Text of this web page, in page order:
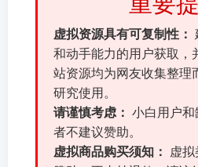
虚拟资源具有可复制性：
和动手能力的用户获取，
站资源均为网友收集整理
研究使用。
请谨慎考虑： 小白用户和
者不建议赞助。
虚拟商品购买须知：
虚拟